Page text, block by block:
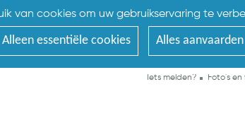
van cookies om uw gebruikservaring te
Alleen essentiële cookies Alles aanvaarden
Iets melden? Foto's en